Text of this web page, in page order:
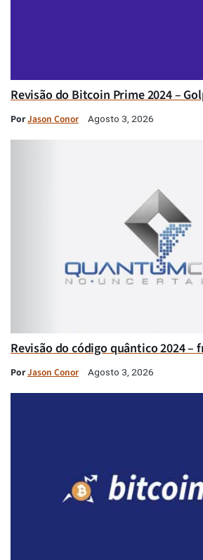
Revisão do Bitcoin Prime 2024 –
PorJason Conor Agosto 3, 2026
Revisão do código quântico 2024 –
PorJason Conor Agosto 3, 2026